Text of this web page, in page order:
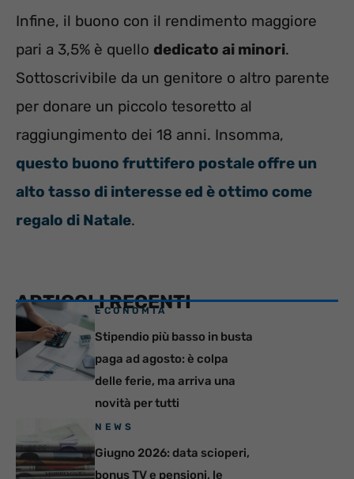
Infine, il buono con il rendimento maggiore
pari a 3,5% è quello dedicato ai minori.
Sottoscrivibile da un genitore o altro parente
per donare un piccolo tesoretto al
raggiungimento dei 18 anni. Insomma,
questo buono fruttifero postale offre un
alto tasso di interesse ed è ottimo come
regalo di Natale.
ARTICOLI RECENTI
ECONOMIA
Stipendio più basso in busta
paga ad agosto: è colpa
delle ferie, ma arriva una
novità per tutti
NEWS
Giugno 2026: data scioperi,
bonus TV e pensioni, le